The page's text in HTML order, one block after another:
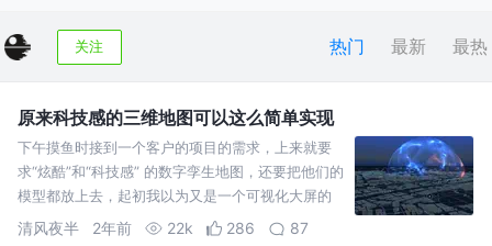
关注 热门 最新 最热
原来科技感的三维地图可以这么简单实现
下午摸鱼时接到一个客户的项目的需求，上来就要
求“炫酷”和“科技感” 的数字孪生地图，还要把他们的
模型都放上去，起初我以为又是一个可视化大屏的
项目，准备用高德地图应付过去，然后他们又在群
清风夜半 2年前 22k 286 87